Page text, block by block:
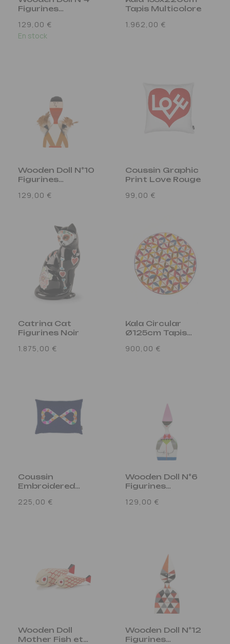
Figurines
Prix
habituel
129,00 €
En stock
Tapis Multicolore
Prix
1.962,00 €
Wooden Doll N°10
Figurines
Prix
129,00 €
Coussin Graphic
Print Love Rouge
Prix
99,00 €
Catrina Cat
Figurines Noir
Prix
1.875,00 €
Kala Circular
Ø125cm Tapis
Prix
900,00 €
Coussin
Embroidered
Bleu
Prix
225,00 €
Wooden Doll N°6
Figurines
Prix
129,00 €
Wooden Doll
Mother Fish et
Wooden Doll N°12
Figurines